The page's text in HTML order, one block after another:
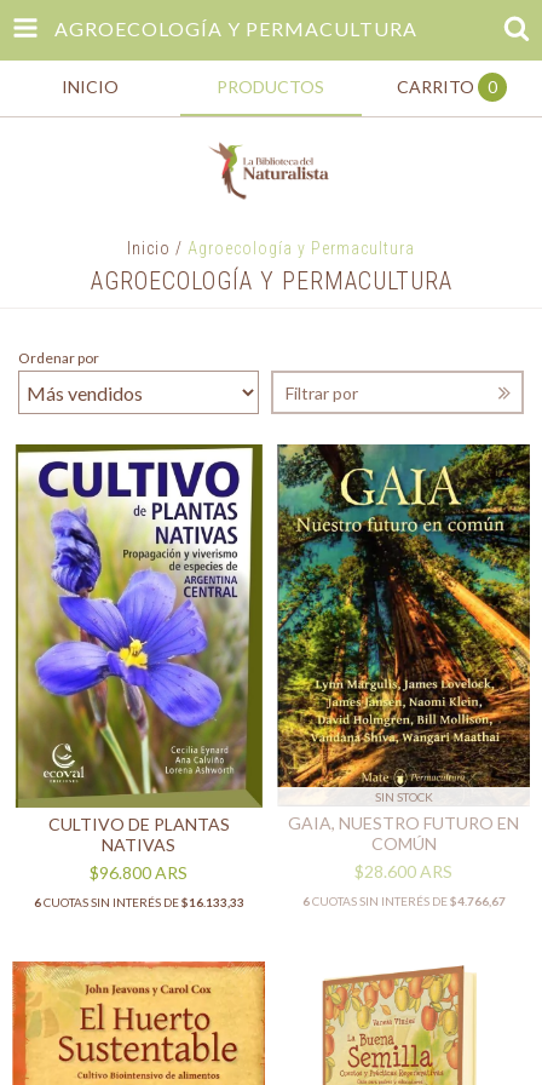
AGROECOLOGÍA Y PERMACULTURA
INICIO PRODUCTOS CARRITO 0
Inicio / Agroecología y Permacultura
AGROECOLOGÍA Y PERMACULTURA
Ordenar por
Filtrar por
CULTIVO DE PLANTAS
NATIVAS
$96.800ARS
6CUOTAS SIN INTERÉS DE$16.133,33
SIN STOCK
GAIA, NUESTRO FUTURO EN
COMÚN
$28.600ARS
6CUOTAS SIN INTERÉS DE$4.766,67